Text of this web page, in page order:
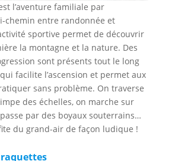
l’aventure familiale par
chemin entre randonnée et
sportive permet de découvrir
la montagne et la nature. Des
sont présents tout le long
facilite l’ascension et permet aux
sans problème. On traverse
des échelles, on marche sur
par des boyaux souterrains…
du grand-air de façon ludique !
raquettes